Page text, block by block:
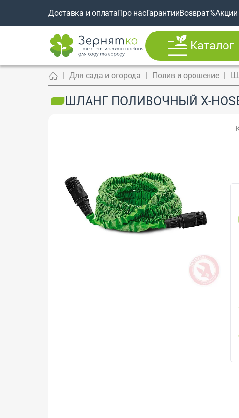
Доставка и оплатаПро насГарантииВозврат%Акции
Каталог
Для сада и огорода Полив и орошение
ШЛАНГ ПОЛИВОЧНЫЙ X-